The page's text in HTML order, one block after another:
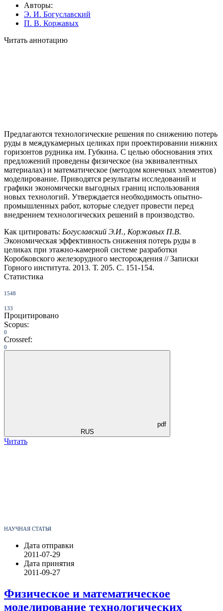
Авторы:
Э. И. Богуславский
П. В. Коржавых
Читать аннотацию
Предлагаются технологические решения по снижению потерь
руды в междукамерных целиках при проектировании нижних
горизонтов рудника им. Губкина. С целью обоснования этих
предложений проведены физическое (на эквивалентных
материалах) и математическое (методом конечных элементов)
моделирование. Приводятся результаты исследований и
графики экономически выгодных границ использования
новых технологий. Утверждается необходимость опытно-
промышленных работ, которые следует провести перед
внедрением технологических решений в производство.
Как цитировать: Богуславский Э.И., Коржавых П.В.
Экономическая эффективность снижения потерь руды в
целиках при этажно-камерной системе разработки
Коробковского железорудного месторождения // Записки
Горного института. 2013. Т. 205. С. 151-154.
Статистика
1548
133
Процитировано
Scopus:
0
Crossref:
0
pdf
RUS
Читать
НАУЧНАЯ СТАТЬЯ
Дата отправки
2011-07-29
Дата принятия
2011-09-27
Физическое и математическое
моделирование технологических